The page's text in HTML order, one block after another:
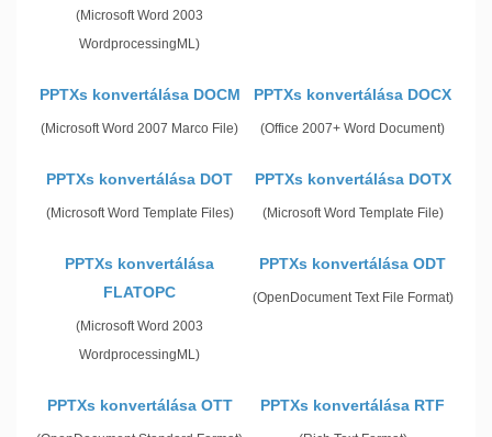
(Microsoft Word 2003
WordprocessingML)
PPTXs konvertálása DOCM
(Microsoft Word 2007 Marco File)
PPTXs konvertálása DOCX
(Office 2007+ Word Document)
PPTXs konvertálása DOT
(Microsoft Word Template Files)
PPTXs konvertálása DOTX
(Microsoft Word Template File)
PPTXs konvertálása
FLATOPC
(Microsoft Word 2003
WordprocessingML)
PPTXs konvertálása ODT
(OpenDocument Text File Format)
PPTXs konvertálása OTT PPTXs konvertálása RTF